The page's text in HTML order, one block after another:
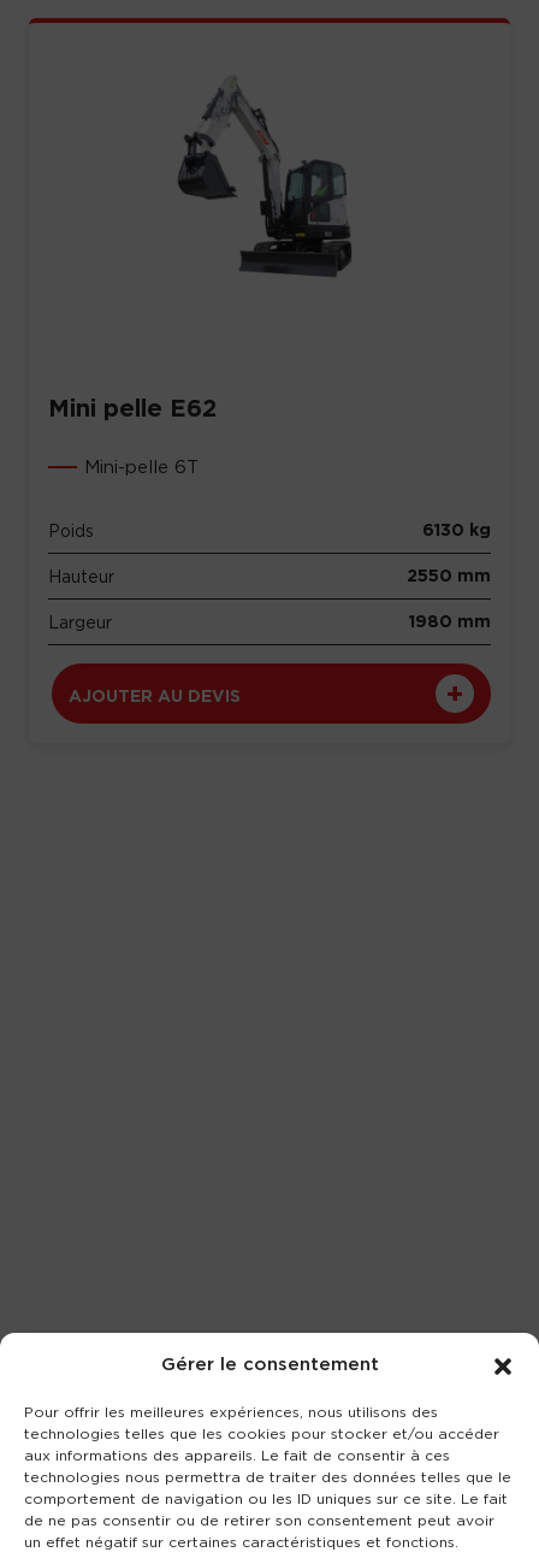
Gérer le consentement
Pour offrir les meilleures expériences, nous utilisons des
technologies telles que les cookies pour stocker et/ou accéder
aux informations des appareils. Le fait de consentir à ces
technologies nous permettra de traiter des données telles que le
comportement de navigation ou les ID uniques sur ce site. Le fait
de ne pas consentir ou de retirer son consentement peut avoir
un effet négatif sur certaines caractéristiques et fonctions.
Mini pelle E62
Mini-pelle 6T
Poids 6130 kg
Hauteur 2550 mm
Largeur 1980 mm
AJOUTER AU DEVIS